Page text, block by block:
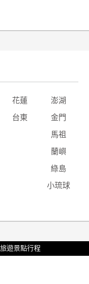
花蓮 澎湖
台東 金門
馬祖
蘭嶼
綠島
小琉球
遊景點行程